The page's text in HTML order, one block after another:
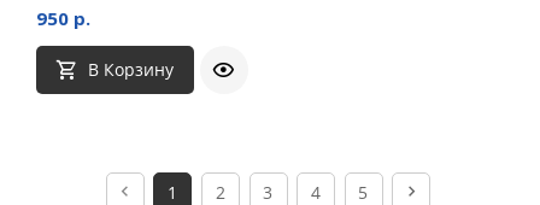
950 р.
В Корзину
1 2 3 4 5